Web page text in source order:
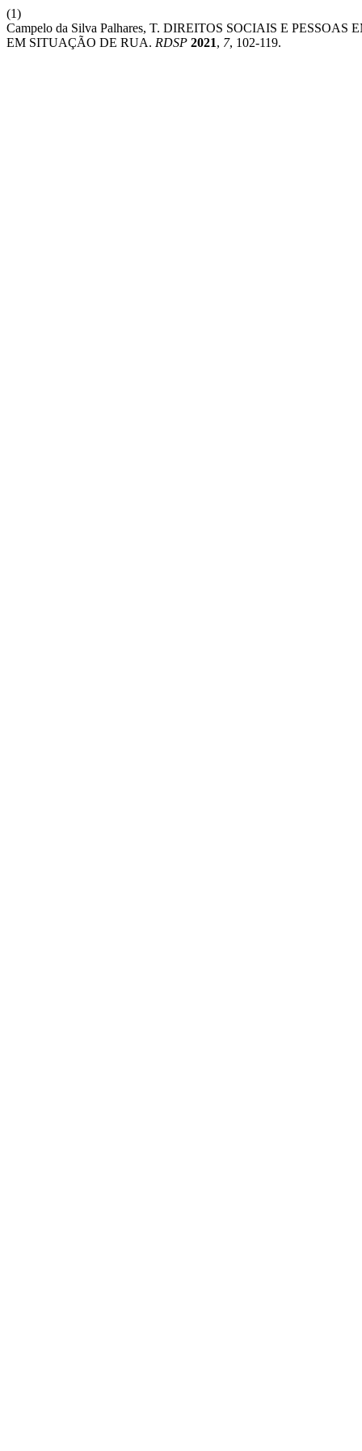
(1)
Campelo da Silva Palhares, T. DIREITOS SOCIAIS E
EM SITUAÇÃO DE RUA. RDSP 2021, 7, 102-119.